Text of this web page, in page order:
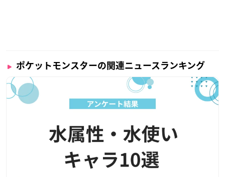
ポケットモンスターの関連ニュースランキング